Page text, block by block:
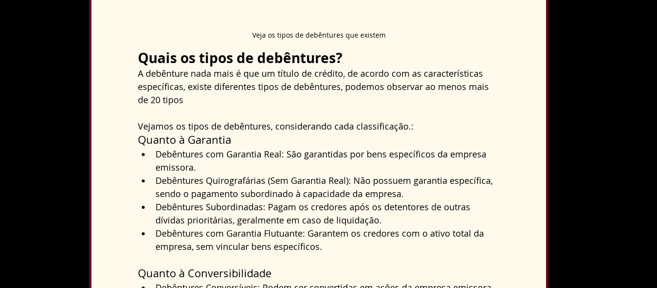
Veja os tipos de debêntures que existem
Quais os tipos de debêntures?
A debênture nada mais é que um título de crédito, de acordo com as características
específicas, existe diferentes tipos de debêntures, podemos observar ao menos mais
de 20 tipos
Vejamos os tipos de debêntures, considerando cada classificação.:
Quanto à Garantia
Debêntures com Garantia Real: São garantidas por bens específicos da empresa
emissora.
Debêntures Quirografárias (Sem Garantia Real): Não possuem garantia específica,
sendo o pagamento subordinado à capacidade da empresa.
Debêntures Subordinadas: Pagam os credores após os detentores de outras
dívidas prioritárias, geralmente em caso de liquidação.
Debêntures com Garantia Flutuante: Garantem os credores com o ativo total da
empresa, sem vincular bens específicos.
Quanto à Conversibilidade